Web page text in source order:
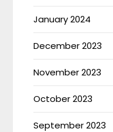
January 2024
December 2023
November 2023
October 2023
September 2023